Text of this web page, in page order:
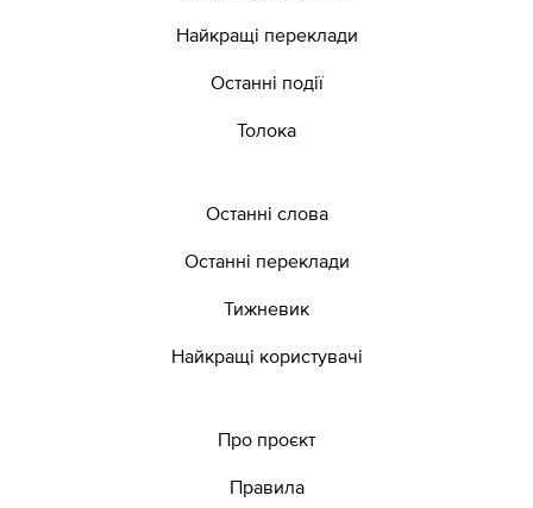
Найкращі переклади
Останні події
Толока
Останні слова
Останні переклади
Тижневик
Найкращі користувачі
Про проєкт
Правила